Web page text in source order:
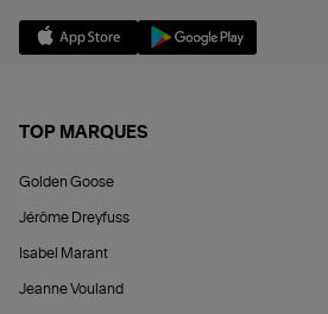
TOP MARQUES
Golden Goose
Jérôme Dreyfuss
Isabel Marant
Jeanne Vouland